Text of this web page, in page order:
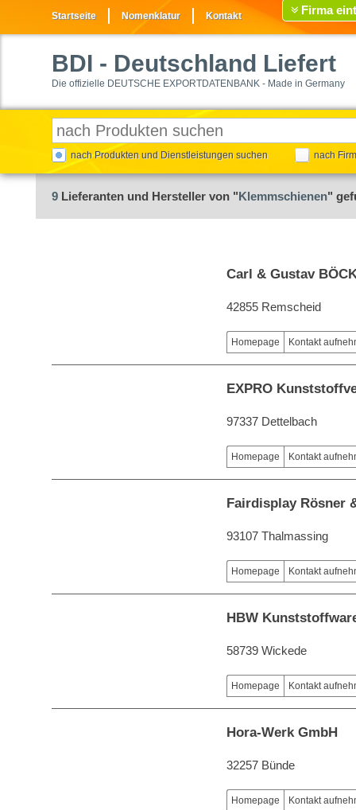
Startseite Nomenklatur Kontakt Firma
BDI - Deutschland Liefert
Die offizielle DEUTSCHE EXPORTDATENBANK - Made in Germany
nach Produkten und Dienstleistungen suchen nach
9 Lieferanten und Hersteller von "Klemmschienen"
Carl & Gustav
42855 Remscheid
Homepage Kontakt
EXPRO
97337 Dettelbach
Homepage Kontakt
Fairdisplay Rösner
93107 Thalmassing
Homepage Kontakt
HBW
58739 Wickede
Homepage Kontakt
Hora-Werk GmbH
32257 Bünde
Homepage Kontakt